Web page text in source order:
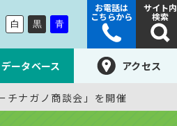
白 黒 青
お電話は
こちらから
サイト内
検索
データベース アクセス
チナガノ商談会」を開催